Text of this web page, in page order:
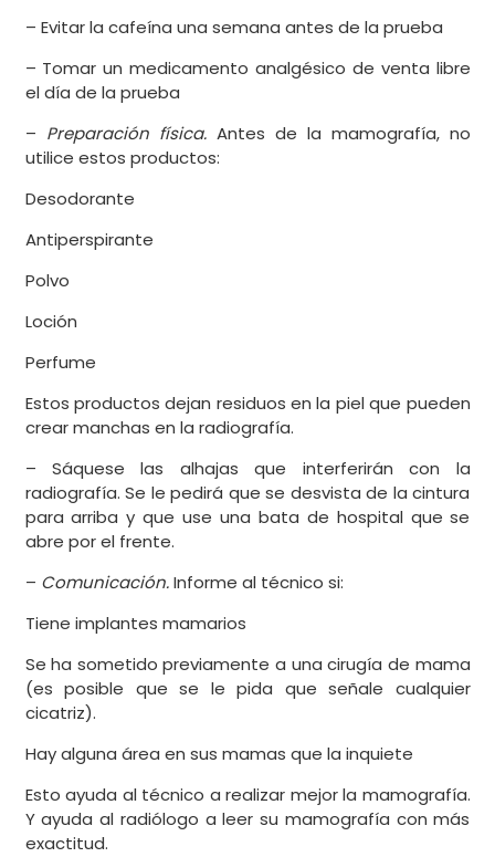
– Evitar la cafeína una semana antes de la prueba
– Tomar un medicamento analgésico de venta libre
el día de la prueba
– Preparación física.Antes de la mamografía, no
utilice estos productos:
Desodorante
Antiperspirante
Polvo
Loción
Perfume
Estos productos dejan residuos en la piel que pueden
crear manchas en la radiografía.
– Sáquese las alhajas que interferirán con la
radiografía. Se le pedirá que se desvista de la cintura
para arriba y que use una bata de hospital que se
abre por el frente.
– Comunicación.Informe al técnico si:
Tiene implantes mamarios
Se ha sometido previamente a una cirugía de mama
(es posible que se le pida que señale cualquier
cicatriz).
Hay alguna área en sus mamas que la inquiete
Esto ayuda al técnico a realizar mejor la mamografía.
Y ayuda al radiólogo a leer su mamografía con más
exactitud.